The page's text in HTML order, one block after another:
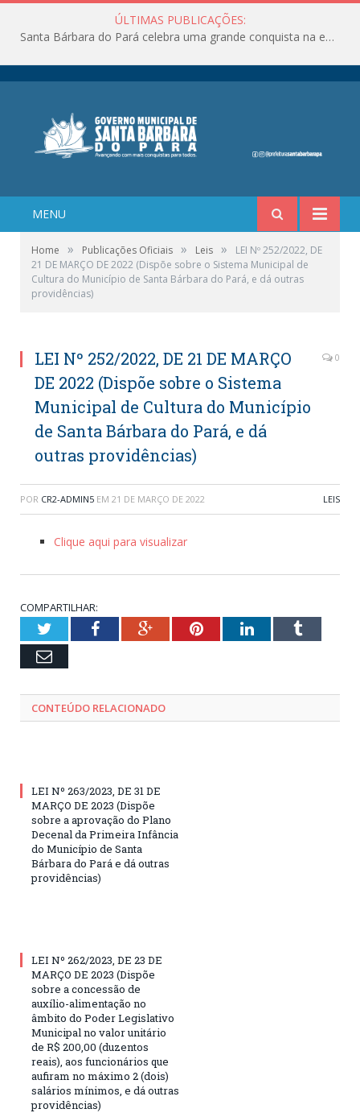
ÚLTIMAS PUBLICAÇÕES:
Santa Bárbara do Pará celebra uma grande conquista na educação!
MENU
Home » Publicações Oficiais » Leis »
LEI Nº 252/2022, DE
21 DE MARÇO DE 2022 (Dispõe sobre o Sistema Municipal de
Cultura do Município de Santa Bárbara do Pará, e dá outras
providências)
LEI Nº 252/2022, DE 21 DE MARÇO
DE 2022 (Dispõe sobre o Sistema
Municipal de Cultura do Município
de Santa Bárbara do Pará, e dá
outras providências)
0
POR CR2-ADMIN5 EM 21 DE MARÇO DE 2022 LEIS
Clique aqui para visualizar
COMPARTILHAR:
TwitterFacebookGoogle+PinterestLinkedInTumblr
Email
CONTEÚDO RELACIONADO
LEI Nº 263/2023, DE 31 DE
MARÇO DE 2023 (Dispõe
sobre a aprovação do Plano
Decenal da Primeira Infância
do Município de Santa
Bárbara do Pará e dá outras
providências)
LEI Nº 262/2023, DE 23 DE
MARÇO DE 2023 (Dispõe
sobre a concessão de
auxílio-alimentação no
âmbito do Poder Legislativo
Municipal no valor unitário
de R$ 200,00 (duzentos
reais), aos funcionários que
aufiram no máximo 2 (dois)
salários mínimos, e dá outras
providências)